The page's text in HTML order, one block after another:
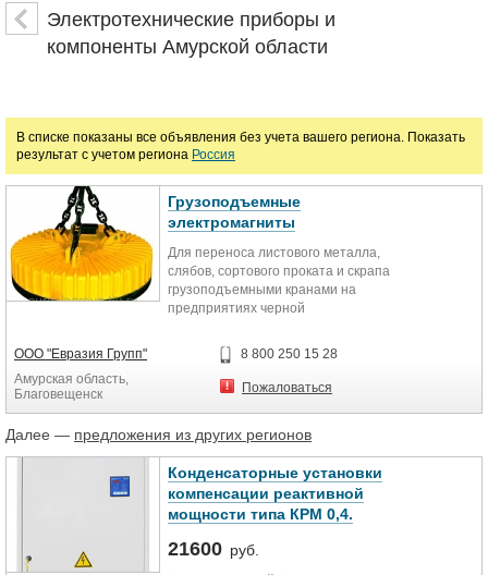
Цена
Марка
Электротехнические приборы и
компоненты Амурской области
В списке показаны все объявления без учета вашего региона. Показать
результат с учетом региона Россия
Грузоподъемные
электромагниты
Для переноса листового металла,
слябов, сортового проката и скрапа
грузоподъемными кранами на
предприятиях черной
ООО "Евразия Групп"
Амурская область,
Благовещенск
8 800 250 15 28
Пожаловаться
Далее — предложения из других регионов
Конденсаторные установки
компенсации реактивной
мощности типа КРМ 0,4.
21600 руб.